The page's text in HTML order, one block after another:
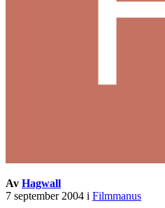
Av Hagwall
7 september 2004 i Filmmanus